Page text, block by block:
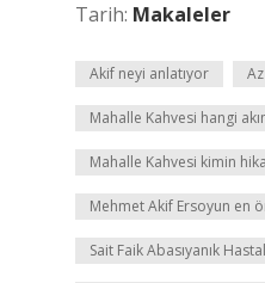
Tarih: Makaleler
Akif neyi anlatıyor
Mahalle Kahvesi hangi
Mahalle Kahvesi kimin
Mehmet Akif Ersoyun en
Sait Faik Abasıyanık